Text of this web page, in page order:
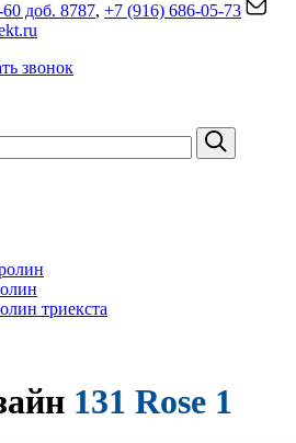
доб. 8787, +7 (916) 686-05-73
звонок
триекста
131 Rose 1